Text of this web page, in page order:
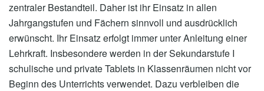
zentraler Bestandteil. Daher ist ihr Einsatz in allen
Jahrgangstufen und Fächern sinnvoll und ausdrücklich
erwünscht. Ihr Einsatz erfolgt immer unter Anleitung einer
Lehrkraft. Insbesondere werden in der Sekundarstufe I
schulische und private Tablets in Klassenräumen nicht vor
Beginn des Unterrichts verwendet. Dazu verbleiben die